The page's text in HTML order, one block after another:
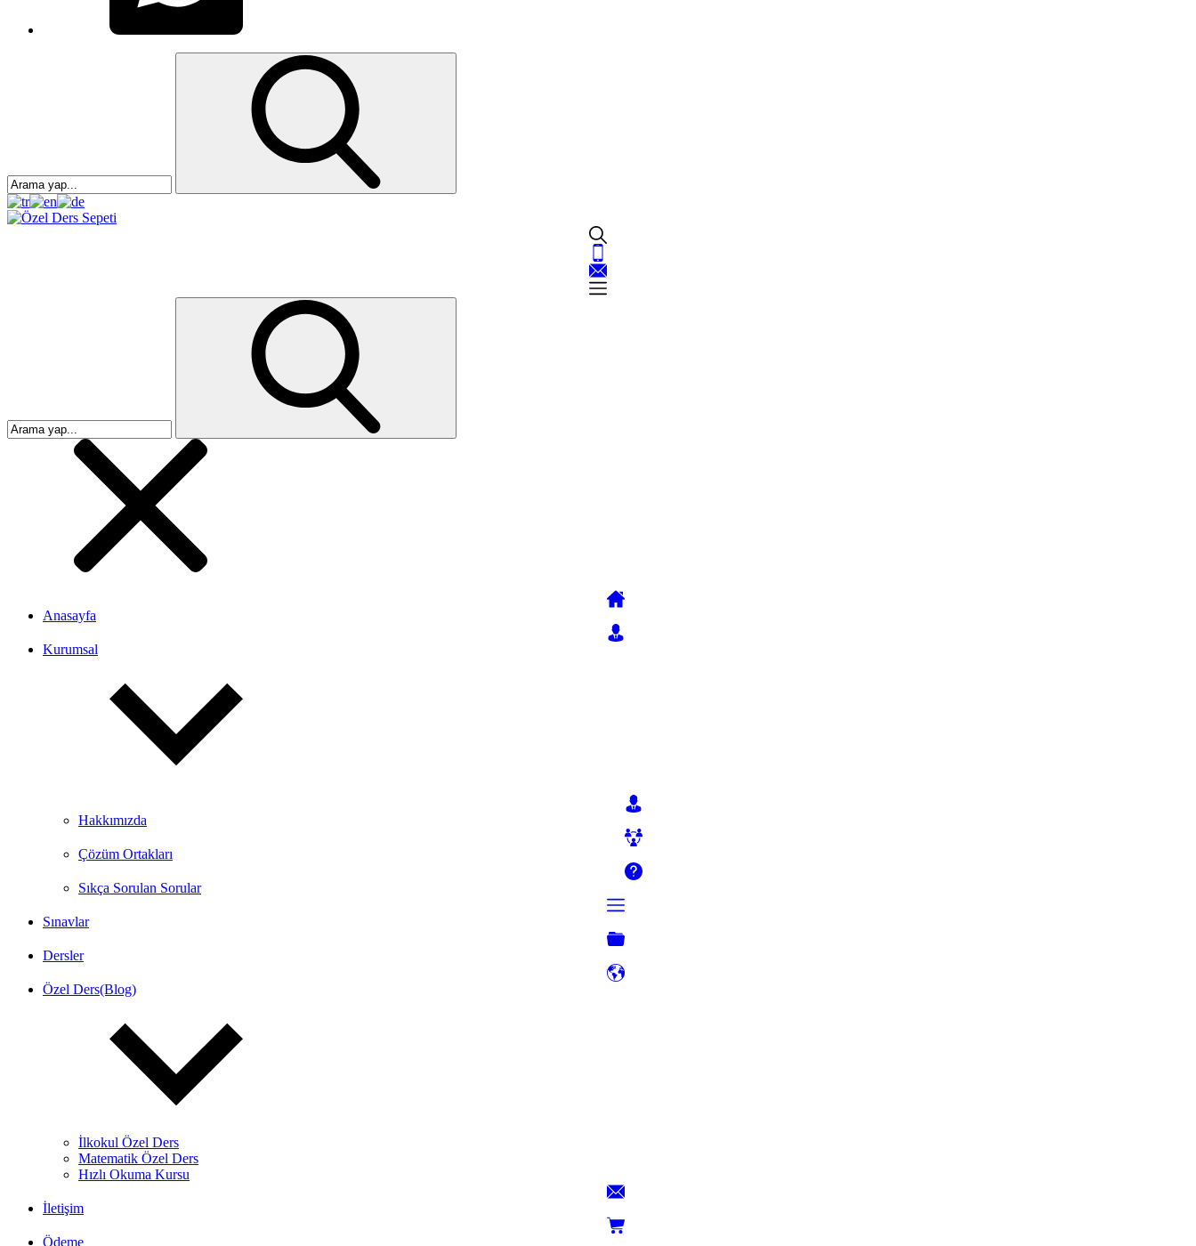
Anasayfa
Kurumsal
Hakkımızda
Çözüm Ortakları
Sıkça Sorulan Sorular
Sınavlar
Dersler
Özel Ders(Blog)
İlkokul Özel Ders
Matematik Özel Ders
Hızlı Okuma Kursu
İletişim
Ödeme